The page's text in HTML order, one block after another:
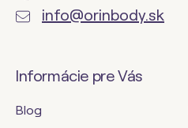
info@orinbody.sk
Informácie pre Vás
Blog